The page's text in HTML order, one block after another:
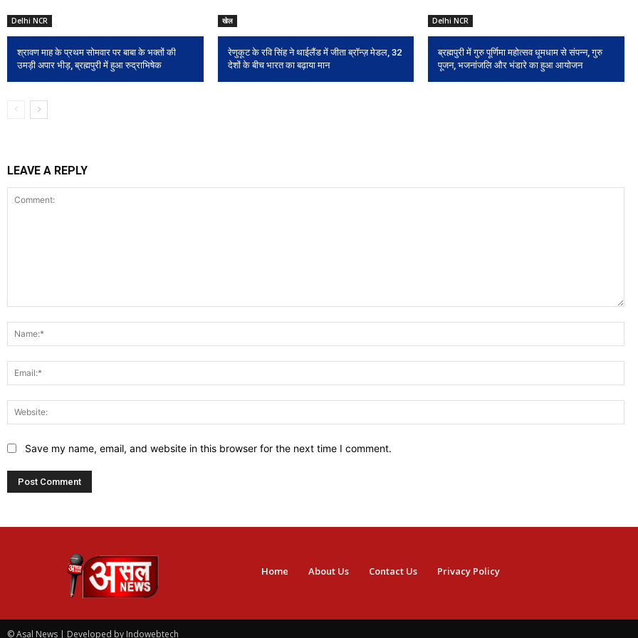
Delhi NCR
श्रावण माह के प्रथम सोमवार पर बाबा के भक्तों की
उमड़ी अपार भीड़, ब्रह्मपुरी में हुआ रुद्राभिषेक
खेल
रेणुकूट के रवि सिंह ने थाईलैंड में जीता ब्रॉन्ज़ मेडल, 32
देशों के बीच भारत का बढ़ाया मान
Delhi NCR
ब्रह्मपुरी में गुरु पूर्णिमा महोत्सव धूमधाम से संपन्न, गुरु
पूजन, भजनांजलि और भंडारे का हुआ आयोजन
LEAVE A REPLY
Save my name, email, and website in this browser for the next time I comment.
Home About Us Contact Us Privacy Policy
© Asal News | Developed by Indowebtech